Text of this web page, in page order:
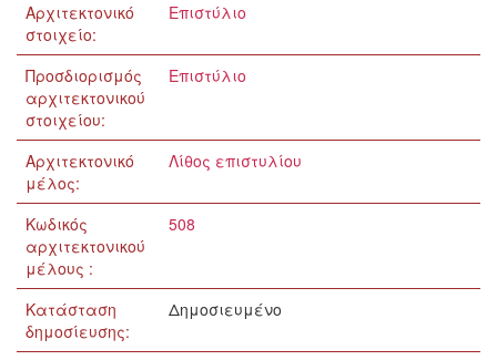
Αρχιτεκτονικό
στοιχείο:
Επιστύλιο
Προσδιορισμός
αρχιτεκτονικού
στοιχείου:
Επιστύλιο
Αρχιτεκτονικό
μέλος:
Λίθος επιστυλίου
Κωδικός
αρχιτεκτονικού
μέλους :
508
Κατάσταση
δημοσίευσης:
Δημοσιευμένο